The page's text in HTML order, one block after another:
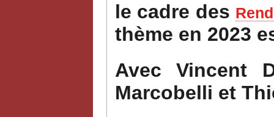
le cadre des
thème en 2023
Avec Vincent
Marcobelli et